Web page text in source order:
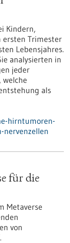
Kindern,
ersten Trimester
Lebensjahres.
analysierten in
jeder
als
hirntumoren-
nervenzellen
für die
Metaverse
von